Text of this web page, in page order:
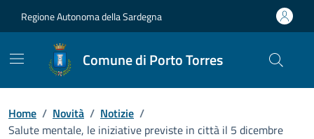
Regione Autonoma della Sardegna
Comune di Porto Torres
Home / Novità / Notizie /
Salute mentale, le iniziative previste in città il 5 dicembre